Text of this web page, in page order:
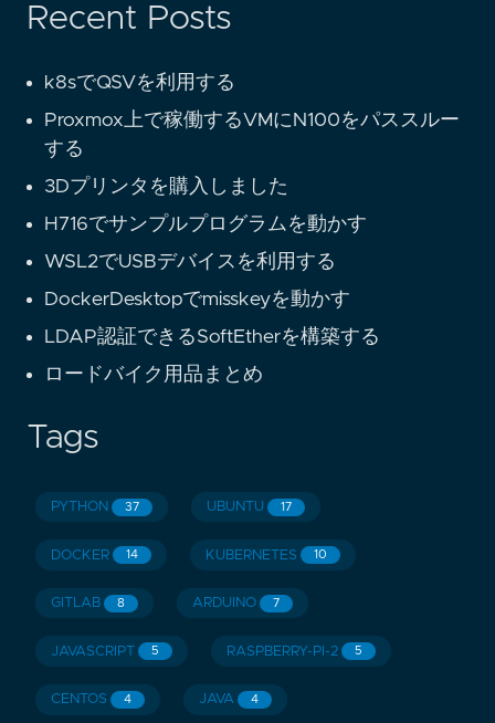
Recent Posts
k8sでQSVを利用する
Proxmox上で稼働するVMにN100をパススルー
する
3Dプリンタを購入しました
H716でサンプルプログラムを動かす
WSL2でUSBデバイスを利用する
DockerDesktopでmisskeyを動かす
LDAP認証できるSoftEtherを構築する
ロードバイク用品まとめ
Tags
PYTHON 37 UBUNTU 17
DOCKER 14 KUBERNETES 10
GITLAB 8 ARDUINO 7
JAVASCRIPT 5 RASPBERRY-PI-2 5
CENTOS 4 JAVA 4